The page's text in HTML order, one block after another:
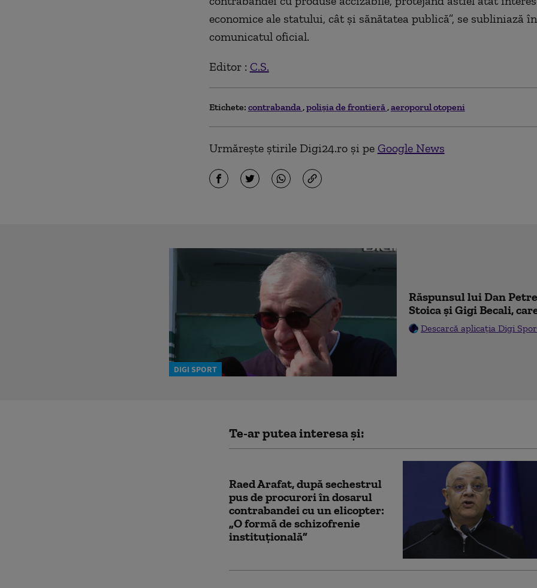
economice ale statului, cât și sănătatea publică”, se subliniază în
comunicatul oficial.
Editor : C.S.
Etichete: contrabanda polișia de frontieră aeroporul otopeni
Urmărește știrile Digi24.ro și pe Google News
DIGI SPORT
Răspunsul lui Dan
Stoica și Gigi Becali,
Descarcă aplicația Digi
Te-ar putea interesa și:
Raed Arafat, după sechestrul
pus de procurori în dosarul
contrabandei cu un elicopter:
„O formă de schizofrenie
instituțională”